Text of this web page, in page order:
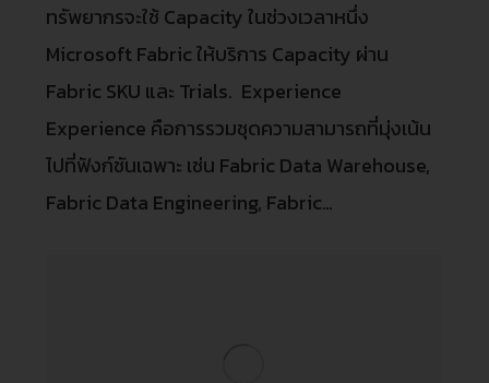
ทรัพยากรจะใช้ Capacity ในช่วงเวลาหนึ่ง
Microsoft Fabric ให้บริการ Capacity ผ่าน
Fabric SKU และ Trials. Experience
Experience คือการรวมชุดความสามารถที่มุ่งเน้น
ไปที่ฟังก์ชันเฉพาะ เช่น Fabric Data Warehouse,
Fabric Data Engineering, Fabric…